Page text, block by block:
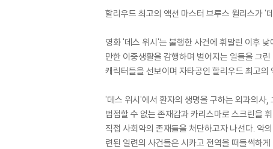
할리우드 최고의 액션 마스터 브루스 윌리스가 '
영화 '데스 위시'는 불행한 사건에 휘말린 이후
만한 이중생활을 감행하며 벌어지는 일들을 그
캐릭터들을 선보이며 자타공인 할리우드 최고
'데스 위시'에서 환자의 생명을 구하는 외과의사,
범접할 수 없는 존재감과 카리스마로 스크린을
직접 사회악의 존재들을 처단하고자 나선다. 악
련된 일련의 사건들은 시카고 전역을 떠들썩하게